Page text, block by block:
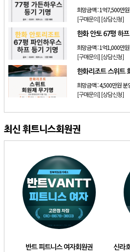
희망금액 :1억7,500만원
[구매문의] [상담신청]
한화 안토 67평 하
희망금액 :1억1,000만원
[구매문의] [상담신청]
한화리조트 스위트
희망금액 :4,500만원 분
[구매문의] [상담신청]
최신 휘트니스회원권
반트 피트니스 여자회원권 신라